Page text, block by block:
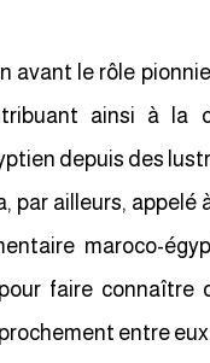
avant le rôle
ainsi à la
depuis des
par ailleurs,
maroco-
faire
entre